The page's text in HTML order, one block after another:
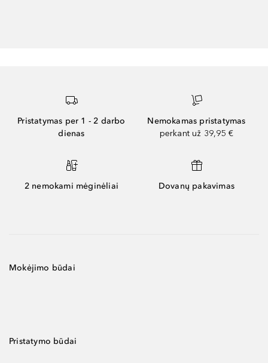
Pristatymas per 1 - 2 darbo
dienas
Nemokamas pristatymas
perkant už 39,95 €
2 nemokami mėginėliai Dovanų pakavimas
Mokėjimo būdai
Pristatymo būdai